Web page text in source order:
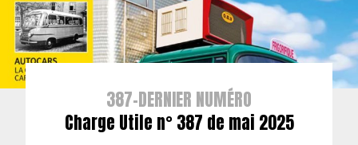
387-DERNIER NUMÉRO
Charge Utile n° 387 de mai 2025